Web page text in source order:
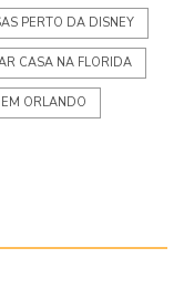
PERTO DA DISNEY
CASA NA FLORIDA
ORLANDO